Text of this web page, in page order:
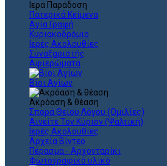
Ιερά Παράδοση
Πατερικά Κείμενα
Αγία Γραφή
Κυριακοδρόμιο
Ιερές Ακολουθίες
Συναξαριστής
Αφιερώματα
Βίοι Αγίων
Ακρόαση & θέαση
Σπορά Θείου Λόγου (Ομιλίες)
Αινείτε Τον Κύριον (Ψαλτική)
Ιερές Ακολουθίες
Αρχεία Βίντεο
Πέρασμα - Αρχονταρίκι
Φωτογραφικό υλικό